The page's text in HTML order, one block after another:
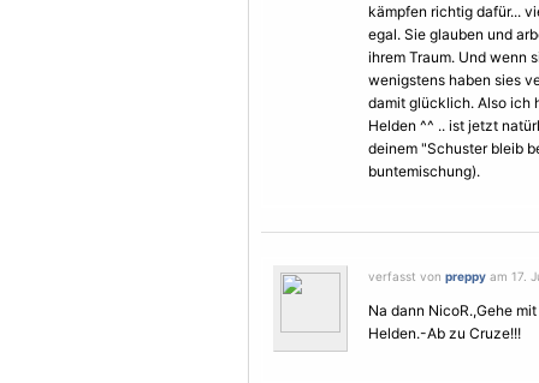
kämpfen richtig dafür...
egal. Sie glauben und
ihrem Traum. Und wenn
wenigstens haben sies
damit glücklich. Also ich
Helden ^^ .. ist jetzt
deinem "Schuster bleib
buntemischung).
verfasst von preppy am 17.
Na dann NicoR.,Gehe
Helden.-Ab zu Cruze!!!